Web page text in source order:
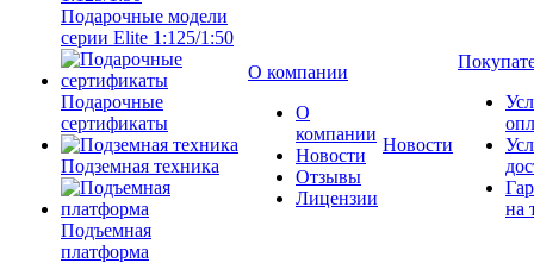
Подарочные модели
серии Elite 1:125/1:50
Подарочные
сертификаты
Подземная техника
Подъемная
платформа
О компании
О
компании
Новости
Отзывы
Лицензии
Новости
на